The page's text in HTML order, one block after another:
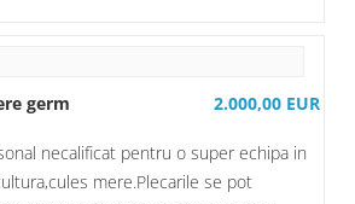
germ 2.000,00 EUR
necalificat pentru o super echipa in
mere.Plecarile se pot